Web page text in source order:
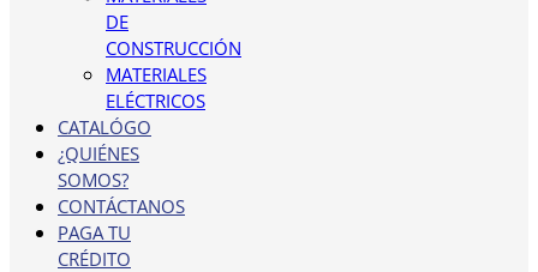
DE
CONSTRUCCIÓN
MATERIALES
ELÉCTRICOS
CATALÓGO
¿QUIÉNES
SOMOS?
CONTÁCTANOS
PAGA TU
CRÉDITO